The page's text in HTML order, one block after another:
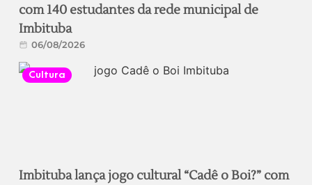
com 140 estudantes da rede municipal de
Imbituba
06/08/2026
Cultura
Imbituba lança jogo cultural “Cadê o Boi?” com